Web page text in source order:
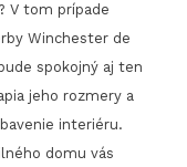
V tom prípade
Winchester de
spokojný aj ten
jeho rozmery a
interiéru.
domu vás